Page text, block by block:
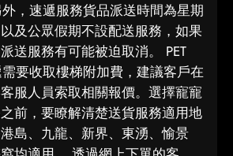
，速遞服務貨品派送時間為星期
及公眾假期不設配送服務，如果
送服務有可能被迫取消。 PET
需要收取樓梯附加費，建議客戶在
服人員索取相關報價。選擇寵寵
前，要瞭解清楚送貨服務適用地
島、九龍、新界、東湧、愉景